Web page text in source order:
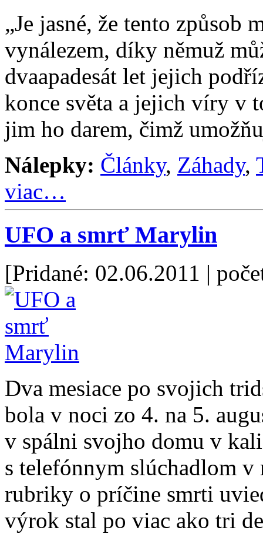
„Je jasné, že tento způsob
vynálezem, díky němuž
dvaapadesát let jejich
konce světa a jejich víry v
jim ho darem, čimž
Nálepky: Články, Záhady,
viac…
UFO a smrť Marylin
[Pridané: 02.06.2011 |
Dva mesiace po svojich
bola v noci zo 4. na 5.
v spálni svojho domu v
s telefónnym slúchadlom
rubriky o príčine smrti
výrok stal po viac ako tri